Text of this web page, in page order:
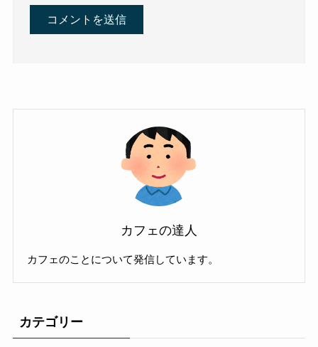
カフェの達人
カフェのことについて発信しています。
カテゴリー